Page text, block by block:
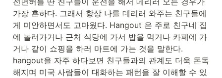
가장 흔하다. 그래서 항상 나를 데리러 와주는 친구들에
게 미안하면서도 고마웠다. Hangout 은 주로 친구네 집
에 놀러가거나 근처 식당에 가서 밥을 먹거나 카페에 가
거나 같이 쇼핑을 하러 마트에 가는 것을 말한다.
hangout을 자주 하다보면 친구들과의 관계도 더욱 돈독
해지며 미국 사람들이 대화하는 패턴을 잘 이해할 수 있